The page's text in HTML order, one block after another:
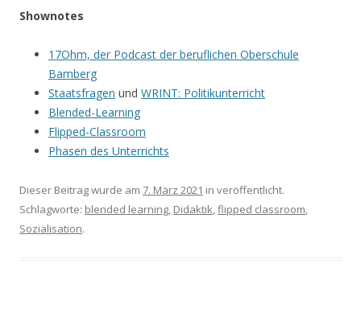
Shownotes
17Ohm, der Podcast der beruflichen Oberschule
Bamberg
Staatsfragen und WRINT: Politikunterricht
Blended-Learning
Flipped-Classroom
Phasen des Unterrichts
Dieser Beitrag wurde am 7. März 2021 in veröffentlicht.
Schlagworte: blended learning, Didaktik,flipped classroom,
Sozialisation.